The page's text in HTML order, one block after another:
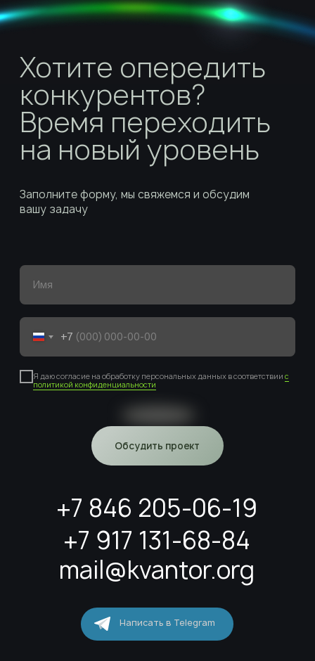
качество услуг федеральной сети, что
напрямую влияет на ее репутацию
конкурентов?
Время переходить
на новый уровень
Заполните форму, мы свяжемся и обсудим
+7
Я даю согласие на обработку персональных данных в соответствии